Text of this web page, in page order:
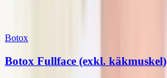
Botox
Botox Fullface (exkl. käkmuskel)